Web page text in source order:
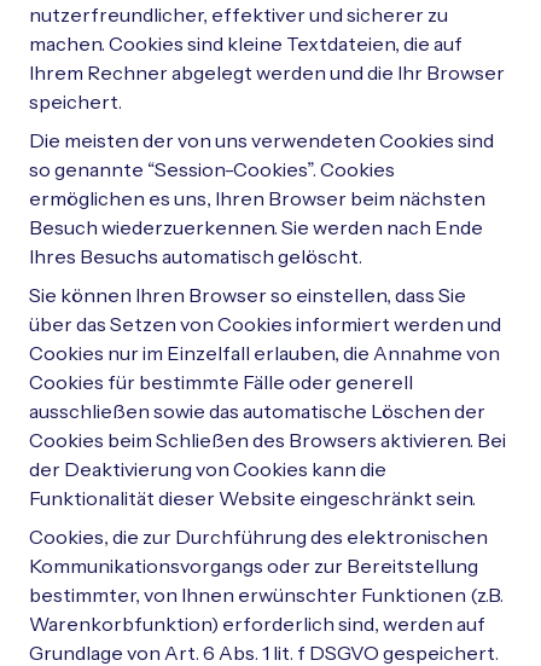
nutzerfreundlicher, effektiver und sicherer zu
machen. Cookies sind kleine Textdateien, die auf
Ihrem Rechner abgelegt werden und die Ihr Browser
speichert.
Die meisten der von uns verwendeten Cookies sind
so genannte “Session-Cookies”. Cookies
ermöglichen es uns, Ihren Browser beim nächsten
Besuch wiederzuerkennen. Sie werden nach Ende
Ihres Besuchs automatisch gelöscht.
Sie können Ihren Browser so einstellen, dass Sie
über das Setzen von Cookies informiert werden und
Cookies nur im Einzelfall erlauben, die Annahme von
Cookies für bestimmte Fälle oder generell
ausschließen sowie das automatische Löschen der
Cookies beim Schließen des Browsers aktivieren. Bei
der Deaktivierung von Cookies kann die
Funktionalität dieser Website eingeschränkt sein.
Cookies, die zur Durchführung des elektronischen
Kommunikationsvorgangs oder zur Bereitstellung
bestimmter, von Ihnen erwünschter Funktionen (z.B.
Warenkorbfunktion) erforderlich sind, werden auf
Grundlage von Art. 6 Abs. 1 lit. f DSGVO gespeichert.